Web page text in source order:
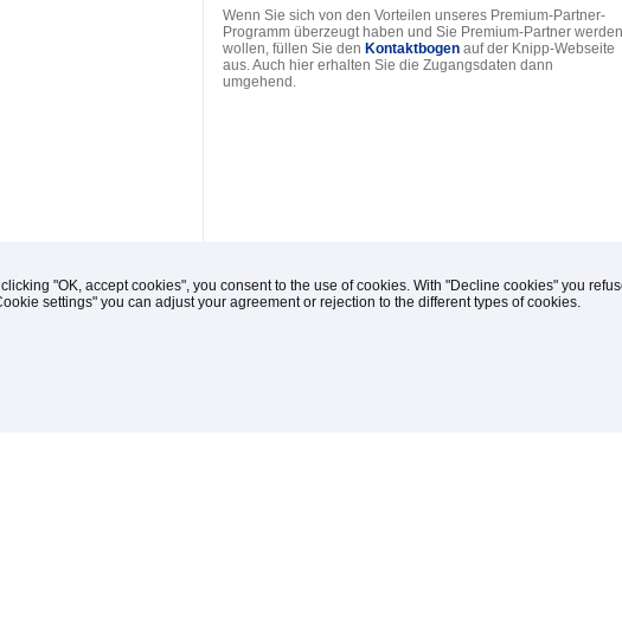
Wenn Sie sich von den Vorteilen unseres Premium-Partner-
Programm überzeugt haben und Sie Premium-Partner werden
wollen, füllen Sie den Kontaktbogenauf der Knipp-Webseite
aus. Auch hier erhalten Sie die Zugangsdaten dann
umgehend.
"OK, accept cookies", you consent to the use of cookies. With "Decline cookies" you
settings" you can adjust your agreement or rejection to the different types of cookies.